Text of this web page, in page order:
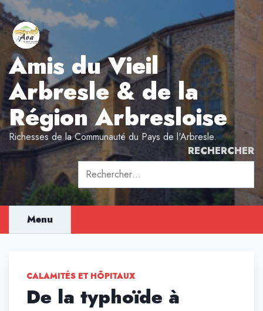
Aller
au
contenu
Amis du Vieil
Arbresle & de la
Région Arbresloise
Richesses de la Communauté du Pays de l'Arbresle.
RECHERCHER
Rechercher :
Menu
CALAMITÉS ET HÔPITAUX
De la typhoïde à